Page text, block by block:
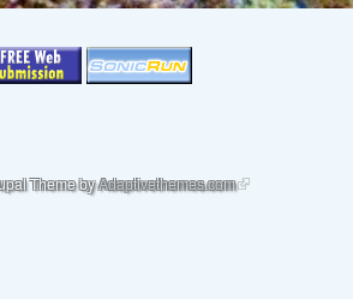
Theme byAdaptivethemes.com(link is external)